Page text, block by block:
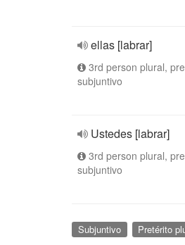
ellas [labrar]
3rd person plural,
subjuntivo
Ustedes [labrar]
3rd person plural,
subjuntivo
Subjuntivo Pretérito